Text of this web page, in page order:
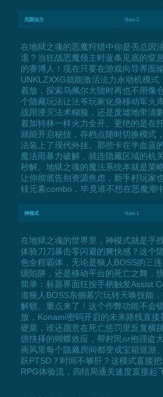
无限法力 Num 2
在地狱之魂的恶魔狩猎中你是否总因
退？当狂战恶魔领主时蓝条见底的窒
的赛博人！现在只要在游戏向导界面
UNKLZXXG就能激活法力永动机模
着放，探索乌佩尔大陆时再也不用像
个隐藏玩法让法爷玩家化身移动军火
战用湮灭法术糊脸，还是废墟地带清
着加特林一样火力全开。更绝的是在
就能开启秘技，存档点随时切换模式
法装上了现代外挂。那些卡在半血蓝
魔法雨暴力破解，就连隐藏区域的机
秒解。地狱之魂的魔法系统本就是策
让你彻底告别资源焦虑，新手村玩家
转元素combo，毕竟谁不想在恶魔潮
神模式 Num 1
在地狱之魂的世界里，神模式就是手
体验刀刀暴击零闪避的爽快感？这个
色全程霸体，无论是狼人BOSS的三
级陷阱，还是移动平台的死亡之舞，
简单：标题界面狂按手柄触发Assist
道狼人BOSS东侧墓穴玩转天唤技能
解锁。重点来了！这个作弊功能不会
放，Konami密码开启的未来路线直
硬菜，谁还愿意在死亡惩罚里反复横
德抉择的蝴蝶效应，帮村民or抱强盗
画风里每个隐藏房间都变成宝箱巡游
跃PTSD？时间不够肝？这模式直接
RPG体验流，四结局通关速度直接起